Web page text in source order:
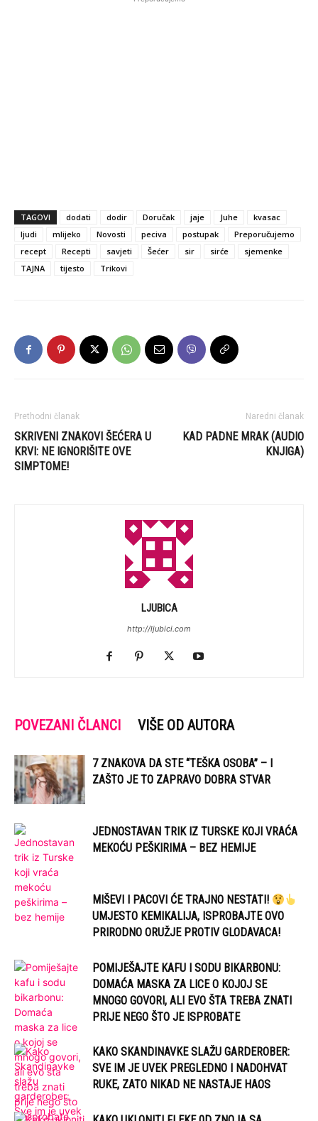
TAGOVI dodati dodir Doručak jaje Juhe
kvasac
ljudi
mlijeko Novosti peciva postupak
Preporučujemo
recept
Recepti savjeti Šećer sir sirće
sjemenke
TAJNA
tijesto Trikovi
Prethodni članak
SKRIVENI ZNAKOVI ŠEĆERA U
KRVI: NE IGNORIŠITE OVE
SIMPTOME!
Naredni članak
KAD PADNE MRAK (AUDIO
KNJIGA)
LJUBICA
http://ljubici.com
POVEZANI ČLANCI VIŠE OD AUTORA
7 ZNAKOVA DA STE “TEŠKA OSOBA” – I
ZAŠTO JE TO ZAPRAVO DOBRA STVAR
JEDNOSTAVAN TRIK IZ TURSKE KOJI VRAĆA
MEKOĆU PEŠKIRIMA – BEZ HEMIJE
MIŠEVI I PACOVI ĆE TRAJNO NESTATI!
UMJESTO KEMIKALIJA, ISPROBAJTE OVO
PRIRODNO ORUŽJE PROTIV GLODAVACA!
POMIJEŠAJTE KAFU I SODU BIKARBONU:
DOMAĆA MASKA ZA LICE O KOJOJ SE
MNOGO GOVORI, ALI EVO ŠTA TREBA ZNATI
PRIJE NEGO ŠTO JE ISPROBATE
KAKO SKANDINAVKE SLAŽU GARDEROBER:
SVE IM JE UVEK PREGLEDNO I NADOHVAT
RUKE, ZATO NIKAD NE NASTAJE HAOS